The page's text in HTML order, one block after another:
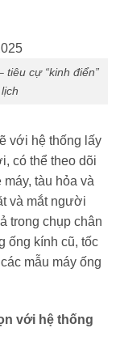
cự “kinh điển”
với hệ thống lấy
có thể theo dõi
tàu hỏa và
và mắt người
trong chụp chân
ống kính cũ, tốc
mẫu máy ống
với hệ thống